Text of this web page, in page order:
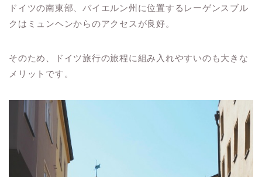
ドイツの南東部、バイエルン州に位置するレーゲンスブル
クはミュンヘンからのアクセスが良好。
そのため、ドイツ旅行の旅程に組み入れやすいのも大きな
メリットです。